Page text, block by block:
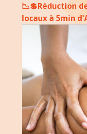
📉💲Réduction
locaux à 5min